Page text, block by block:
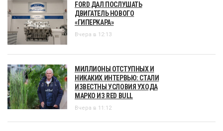
FORD ДАЛ ПОСЛУШАТЬ
ДВИГАТЕЛЬ НОВОГО
«ГИПЕРКАРА»
Вчера в 12:13
МИЛЛИОНЫ ОТСТУПНЫХ И
НИКАКИХ ИНТЕРВЬЮ: СТАЛИ
ИЗВЕСТНЫ УСЛОВИЯ УХОДА
МАРКО ИЗ RED BULL
Вчера в 11:12